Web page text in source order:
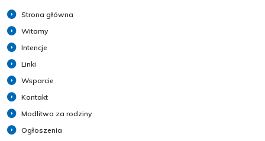
Strona główna
Witamy
Intencje
Linki
Wsparcie
Kontakt
Modlitwa za rodziny
Ogłoszenia